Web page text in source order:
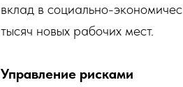
вклад в социально-
тысяч новых рабочих мест.
Управление рисками